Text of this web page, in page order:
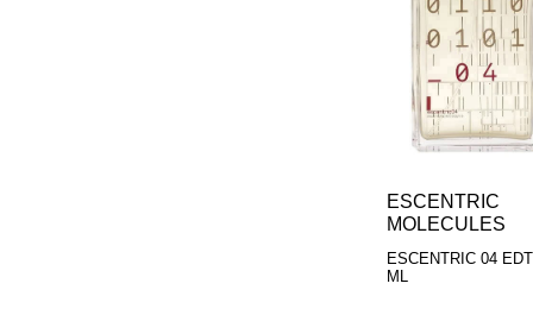
ESCENTRIC
MOLECULES
ESCENTRIC 04
ML